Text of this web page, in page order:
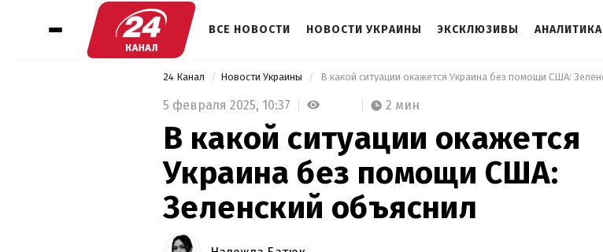
ВСЕ НОВОСТИ НОВОСТИ УКРАИНЫ ЭКСКЛЮЗИВЫ АНАЛИТИКА
24 Канал Новости Украины
5 февраля 2025, 10:37 2 мин
В какой ситуации окажется
Украина без помощи США:
Зеленский объяснил